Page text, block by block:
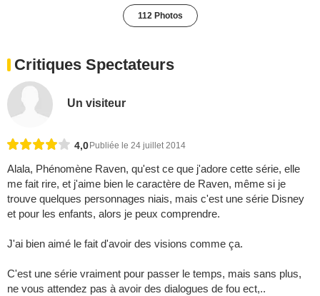
112 Photos
Critiques Spectateurs
Un visiteur
4,0Publiée le 24 juillet 2014
Alala, Phénomène Raven, qu'est ce que j'adore cette série, elle
me fait rire, et j'aime bien le caractère de Raven, même si je
trouve quelques personnages niais, mais c'est une série Disney
et pour les enfants, alors je peux comprendre.
J'ai bien aimé le fait d'avoir des visions comme ça.
C'est une série vraiment pour passer le temps, mais sans plus,
ne vous attendez pas à avoir des dialogues de fou ect,..